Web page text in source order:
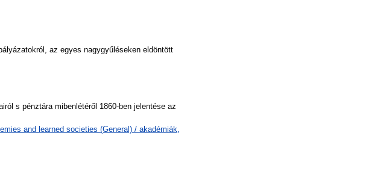
az egyes nagygyűléseken eldöntött
s pénztára mibenlétéről 1860-ben jelentése az
and learned societies (General) / akadémiák,